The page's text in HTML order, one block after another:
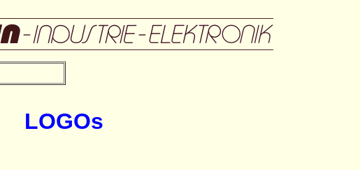
LOGOs